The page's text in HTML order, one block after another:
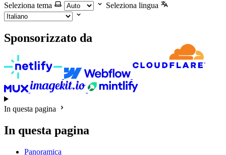
Seleziona tema
Seleziona lingua
Sponsorizzato da
In questa pagina
In questa pagina
Panoramica